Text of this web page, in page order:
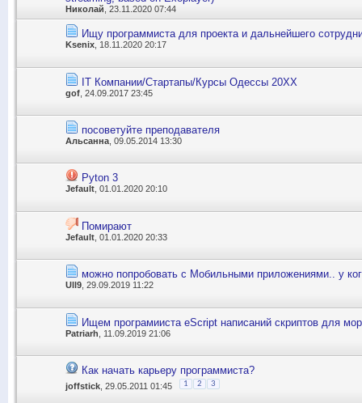
Николай , 23.11.2020 07:44
Ищу программиста для проекта и дальнейшего
Ksenix , 18.11.2020 20:17
IT Компании/Стартапы/Курсы Одессы 20ХХ
gof , 24.09.2017 23:45
посоветуйте преподавателя
Альсанна , 09.05.2014 13:30
Pyton 3
Jefault, 01.01.2020 20:10
Помирают
Jefault , 01.01.2020 20:33
можно попробовать с Мобильными приложениями.. у
Ull9, 29.09.2019 11:22
Ищем програмииста eScript написаний скриптов для
Patriarh , 11.09.2019 21:06
Как начать карьеру программиста?
joffstick , 29.05.2011 01:45 1 2 3